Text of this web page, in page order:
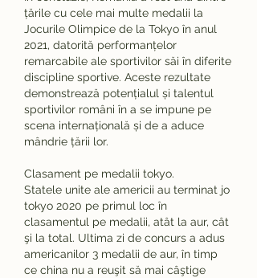
țările cu cele mai multe medalii la
Jocurile Olimpice de la Tokyo în anul
2021, datorită performanțelor
remarcabile ale sportivilor săi în diferite
discipline sportive. Aceste rezultate
demonstrează potențialul și talentul
sportivilor români în a se impune pe
scena internațională și de a aduce
mândrie țării lor.
Clasament pe medalii tokyo.
Statele unite ale americii au terminat jo
tokyo 2020 pe primul loc în
clasamentul pe medalii, atât la aur, cât
şi la total. Ultima zi de concurs a adus
americanilor 3 medalii de aur, în timp
ce china nu a reuşit să mai câştige